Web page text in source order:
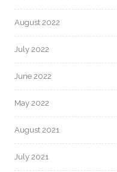
August 2022
July 2022
June 2022
May 2022
August 2021
July 2021